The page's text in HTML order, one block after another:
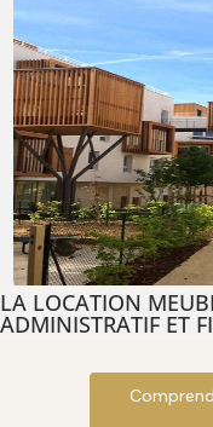
LA LOCATION
ADMINISTRATIF ET